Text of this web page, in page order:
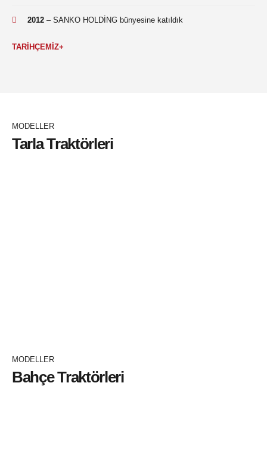
2012 – SANKO HOLDİNG bünyesine katıldık
TARİHÇEMİZ+
MODELLER
Tarla Traktörleri
MODELLER
Bahçe Traktörleri